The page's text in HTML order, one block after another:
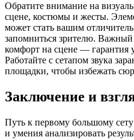
Обратите внимание на
сцене, костюмы и жесты.
может стать вашим
запомниться зрителю. Важный
комфорт на сцене — гарантия
Работайте с сетапом звука
площадки, чтобы избежать
Заключение и
Путь к первому большому
и умения анализировать